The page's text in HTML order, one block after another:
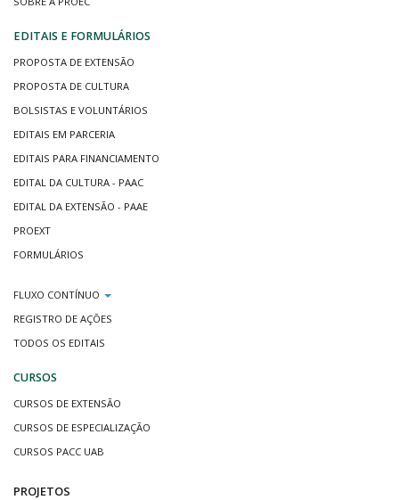
EDITAIS E FORMULÁRIOS
PROPOSTA DE EXTENSÃO
PROPOSTA DE CULTURA
BOLSISTAS E VOLUNTÁRIOS
EDITAIS EM PARCERIA
EDITAIS PARA FINANCIAMENTO
EDITAL DA CULTURA - PAAC
EDITAL DA EXTENSÃO - PAAE
PROEXT
FORMULÁRIOS
FLUXO CONTÍNUO
REGISTRO DE AÇÕES
TODOS OS EDITAIS
CURSOS
CURSOS DE EXTENSÃO
CURSOS DE ESPECIALIZAÇÃO
CURSOS PACC UAB
PROJETOS